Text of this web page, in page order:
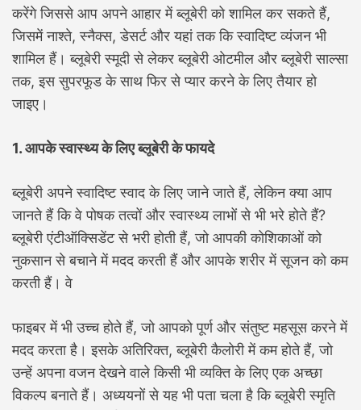
करेंगे जिससे आप अपने आहार में ब्लूबेरी को शामिल कर सकते हैं,
जिसमें नाश्ते, स्नैक्स, डेसर्ट और यहां तक ​​कि स्वादिष्ट व्यंजन भी
शामिल हैं। ब्लूबेरी स्मूदी से लेकर ब्लूबेरी ओटमील और ब्लूबेरी साल्सा
तक, इस सुपरफूड के साथ फिर से प्यार करने के लिए तैयार हो
जाइए।
1. आपके स्वास्थ्य के लिए ब्लूबेरी के फायदे
ब्लूबेरी अपने स्वादिष्ट स्वाद के लिए जाने जाते हैं, लेकिन क्या आप
जानते हैं कि वे पोषक तत्वों और स्वास्थ्य लाभों से भी भरे होते हैं?
ब्लूबेरी एंटीऑक्सिडेंट से भरी होती हैं, जो आपकी कोशिकाओं को
नुकसान से बचाने में मदद करती हैं और आपके शरीर में सूजन को कम
करती हैं। वे
फाइबर में भी उच्च होते हैं, जो आपको पूर्ण और संतुष्ट महसूस करने में
मदद करता है। इसके अतिरिक्त, ब्लूबेरी कैलोरी में कम होते हैं, जो
उन्हें अपना वजन देखने वाले किसी भी व्यक्ति के लिए एक अच्छा
विकल्प बनाते हैं। अध्ययनों से यह भी पता चला है कि ब्लूबेरी स्मृति